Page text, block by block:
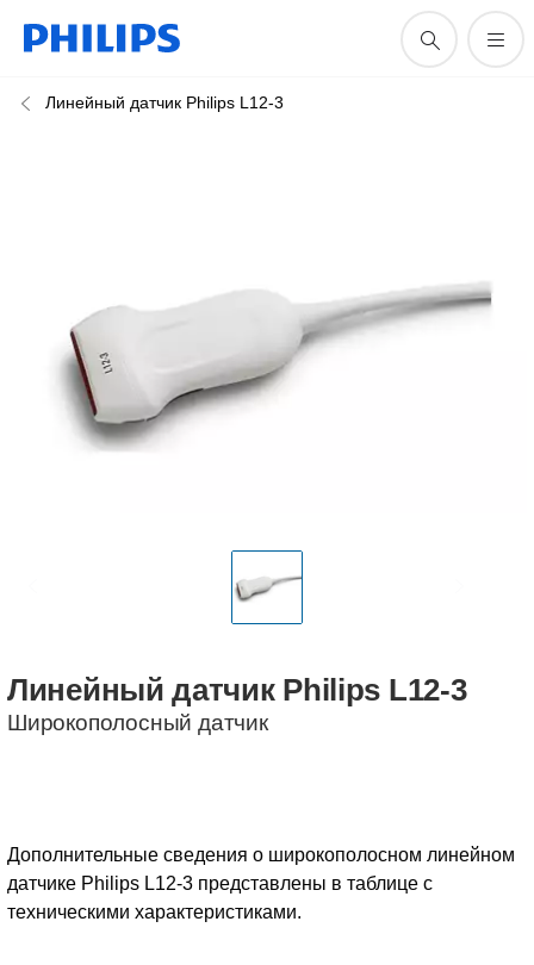
Линейный датчик Philips L12-3
Линейный датчик Philips L12-3
Широкополосный датчик
Дополнительные сведения о широкополосном линейном
датчике Philips L12-3 представлены в таблице с
техническими характеристиками.